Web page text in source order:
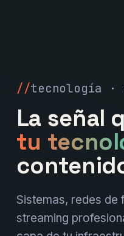
tecnología ·
La señal
tu
Sistemas, redes
streaming